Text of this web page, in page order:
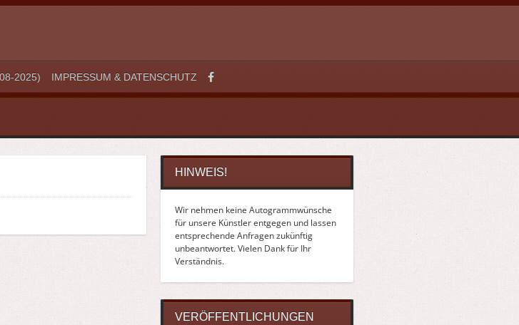
2025) IMPRESSUM & DATENSCHUTZ
HINWEIS!
Wir nehmen keine Autogrammwünsche
für unsere Künstler entgegen und lassen
entsprechende Anfragen zukünftig
unbeantwortet. Vielen Dank für Ihr
Verständnis.
VERÖFFENTLICHUNGEN